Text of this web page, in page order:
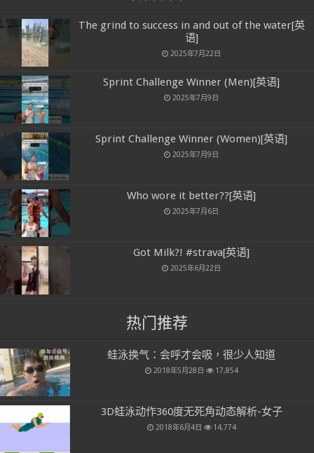
The grind to success in and out of the water[英
语]
2025年7月22日
Sprint Challenge Winner (Men)[英语]
2025年7月9日
Sprint Challenge Winner (Women)[英语]
2025年7月9日
Who wore it better??[英语]
2025年7月6日
Got Milk?! #strava[英语]
2025年6月22日
热门推荐
蛙泳换气：会呼才会吸，很少人知道
2018年5月28日 17,854
3D蛙泳动作360度无死角动态解析-女子
2018年6月4日 14,774